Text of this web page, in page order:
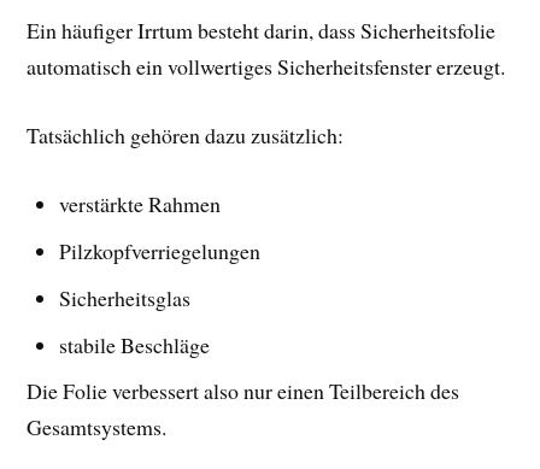
Ein häufiger Irrtum besteht darin, dass Sicherheitsfolie
automatisch ein vollwertiges Sicherheitsfenster erzeugt.
Tatsächlich gehören dazu zusätzlich:
verstärkte Rahmen
Pilzkopfverriegelungen
Sicherheitsglas
stabile Beschläge
Die Folie verbessert also nur einen Teilbereich des
Gesamtsystems.